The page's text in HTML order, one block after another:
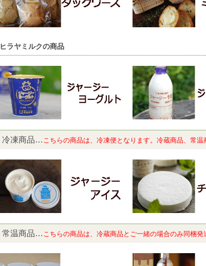
ヒラヤミルクの商品
冷凍商品… こちらの商品は、冷凍便となります。冷蔵商品、常温
常温商品… こちらの商品は、 冷蔵商品とご一緒の場合のみ同梱発